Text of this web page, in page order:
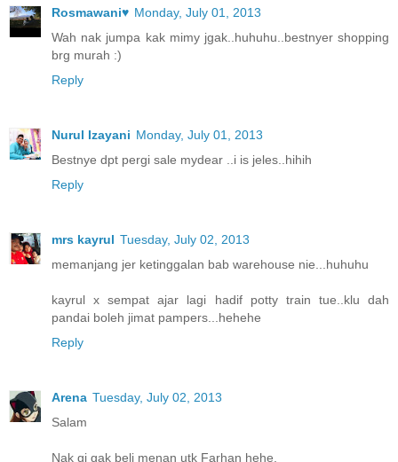
Rosmawani♥ Monday, July 01, 2013
Wah nak jumpa kak mimy jgak..huhuhu..bestnyer shopping
brg murah :)
Reply
Nurul Izayani Monday, July 01, 2013
Bestnye dpt pergi sale mydear ..i is jeles..hihih
Reply
mrs kayrul Tuesday, July 02, 2013
memanjang jer ketinggalan bab warehouse nie...huhuhu
kayrul x sempat ajar lagi hadif potty train tue..klu dah
pandai boleh jimat pampers...hehehe
Reply
Arena Tuesday, July 02, 2013
Salam
Nak gi gak beli menan utk Farhan hehe.